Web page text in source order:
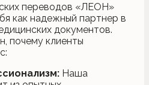
переводов «ЛЕОН»
как надежный партнер в
документов.
почему клиенты
Наша